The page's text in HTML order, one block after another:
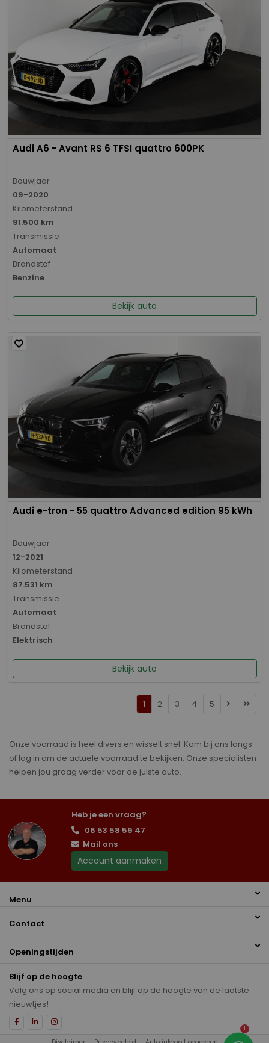
Audi A6 - Avant RS 6 TFSI quattro 600PK
Bouwjaar
09-2020
Kilometerstand
91.500 km
Transmissie
Automaat
Brandstof
Benzine
Bekijk auto
Audi e-tron - 55 quattro Advanced edition 95 kWh
Bouwjaar
12-2021
Kilometerstand
87.531 km
Transmissie
Automaat
Brandstof
Elektrisch
Bekijk auto
1 2 3 4 5
Onze voorraad is heel divers en wisselt snel. Kom bij ons langs
of log in om de actuele voorraad te bekijken. Onze specialisten
helpen jou graag verder voor de juiste auto.
Heb je een vraag?
06 53 58 59 47
Mail ons
Account aanmaken
Menu
Contact
Openingstijden
Blijf op de hoogte
Volg ons op social media en blijf op de hoogte van de laatste
nieuwtjes!
1